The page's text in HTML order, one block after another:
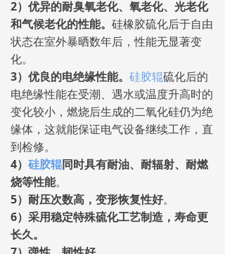
2）优异的耐臭氧老化、氧老化、光老化
和气候老化的性能。 硅橡胶硫化后于自由
状态在室外暴晒数年后，性能无显著变
化。
3）优良的电绝缘性能。 硅胶辊硫化后的
电绝缘性能在受潮、遇水或温度升高时的
变化较小，燃烧后生成的二氧化硅仍为绝
缘体，这就能保证电气设备继续工作，直
到检修。
4） 硅胶辊同时具有耐油、耐辐射、耐燃
烧等性能。
5）耐压次数高，变形恢复性好。
6）采用稳定特殊硫化工艺制造，寿命更
长久。